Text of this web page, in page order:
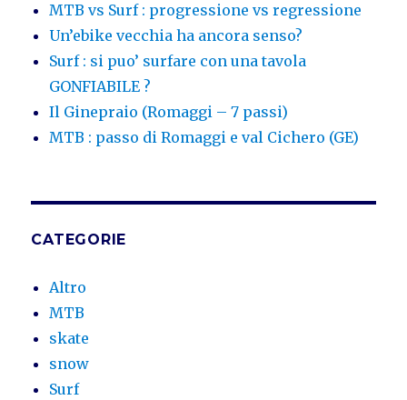
MTB vs Surf : progressione vs regressione
Un’ebike vecchia ha ancora senso?
Surf : si puo’ surfare con una tavola
GONFIABILE ?
Il Ginepraio (Romaggi – 7 passi)
MTB : passo di Romaggi e val Cichero (GE)
CATEGORIE
Altro
MTB
skate
snow
Surf